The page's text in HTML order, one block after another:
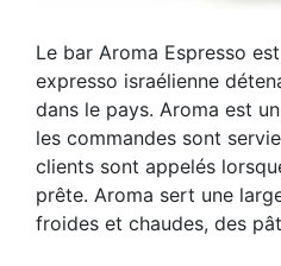
Le bar Aroma Espresso
expresso israélienne
dans le pays. Aroma est
les commandes sont
clients sont appelés
prête. Aroma sert une
froides et chaudes, des